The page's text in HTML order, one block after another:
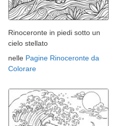
Rinoceronte in piedi sotto un
cielo stellato
nelle Pagine Rinoceronte da
Colorare